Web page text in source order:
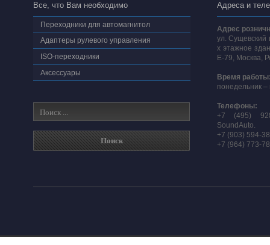
Все, что Вам необходимо
Переходники для автомагнитол
Адаптеры рулевого управления
ISO-переходники
Аксессуары
Адреса и
Адрес
ул. Сущевский
х этажное
E-79, Москва,
Время
понедельник –
Телефоны:
+7 (495)
SoundAuto.
+7 (903) 594-
+7 (964) 773-